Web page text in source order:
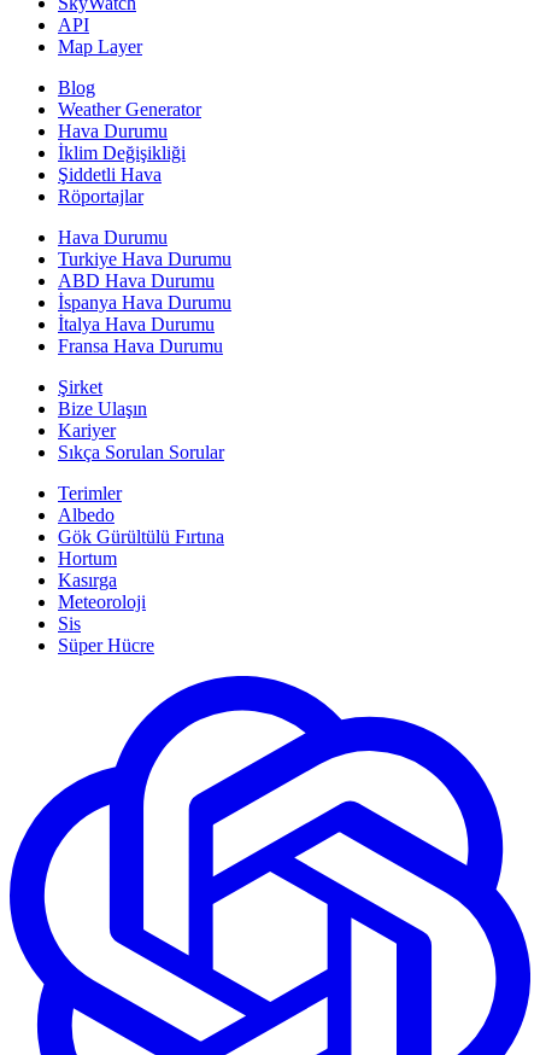
API
Map Layer
Blog
Weather Generator
Hava Durumu
İklim Değişikliği
Şiddetli Hava
Röportajlar
Hava Durumu
Turkiye Hava Durumu
ABD Hava Durumu
İspanya Hava Durumu
İtalya Hava Durumu
Fransa Hava Durumu
Şirket
Bize Ulaşın
Kariyer
Sıkça Sorulan Sorular
Terimler
Albedo
Gök Gürültülü Fırtına
Hortum
Kasırga
Meteoroloji
Sis
Süper Hücre